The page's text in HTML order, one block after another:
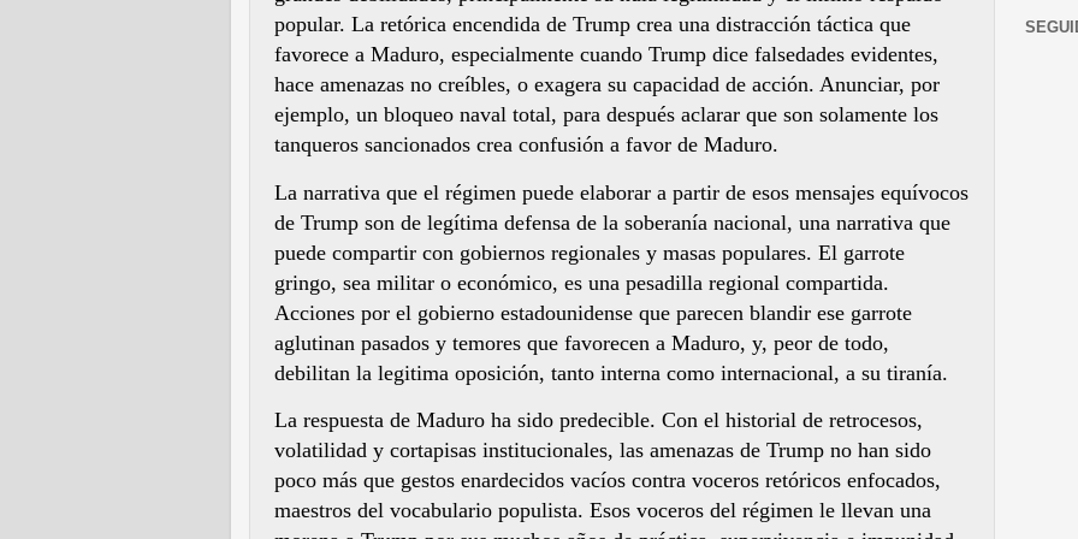
popular. La retórica encendida de Trump crea una distracción táctica que
favorece a Maduro, especialmente cuando Trump dice falsedades evidentes,
hace amenazas no creíbles, o exagera su capacidad de acción. Anunciar, por
ejemplo, un bloqueo naval total, para después aclarar que son solamente los
tanqueros sancionados crea confusión a favor de Maduro.
La narrativa que el régimen puede elaborar a partir de esos mensajes equívocos
de Trump son de legítima defensa de la soberanía nacional, una narrativa que
puede compartir con gobiernos regionales y masas populares. El garrote
gringo, sea militar o económico, es una pesadilla regional compartida.
Acciones por el gobierno estadounidense que parecen blandir ese garrote
aglutinan pasados y temores que favorecen a Maduro, y, peor de todo,
debilitan la legitima oposición, tanto interna como internacional, a su tiranía.
La respuesta de Maduro ha sido predecible. Con el historial de retrocesos,
volatilidad y cortapisas institucionales, las amenazas de Trump no han sido
poco más que gestos enardecidos vacíos contra voceros retóricos enfocados,
maestros del vocabulario populista. Esos voceros del régimen le llevan una